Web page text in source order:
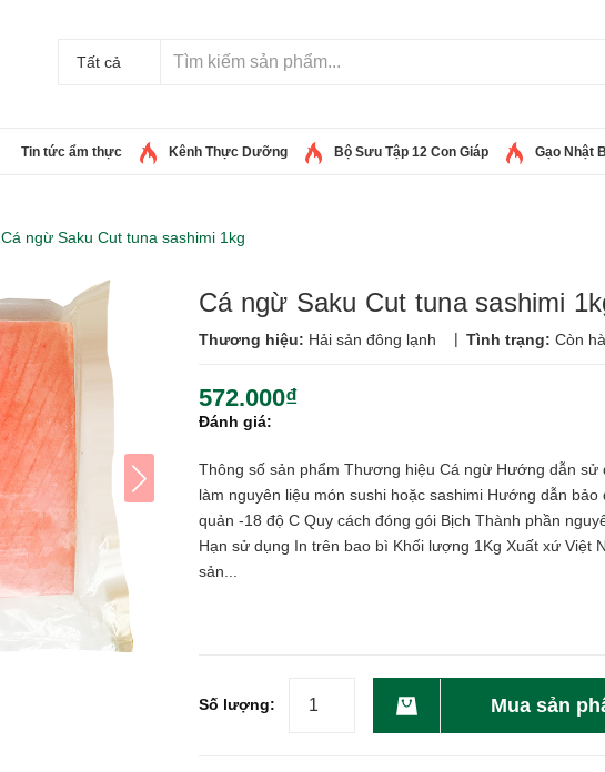
Tất cả
Tin tức ẩm thực Kênh Thực Dưỡng Bộ Sưu Tập 12 Con Giáp Gạo Nhật
Cá ngừ Saku Cut tuna sashimi 1kg
Cá ngừ Saku Cut tuna sashimi
Thương hiệu: Hải sản đông lạnh | Tình trạng: Còn
572.000₫
Đánh giá:
Thông số sản phẩm Thương hiệu Cá ngừ Hướng dẫn sử
làm nguyên liệu món sushi hoặc sashimi Hướng dẫn bảo
quản -18 độ C Quy cách đóng gói Bịch Thành phần
Hạn sử dụng In trên bao bì Khối lượng 1Kg Xuất xứ Việt
sản...
Số lượng: Mua sản